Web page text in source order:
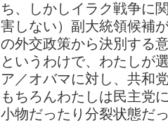
ち、しかしイラク戦争に
害しない）副大統領候補
の外交政策から決別する
というわけで、わたしが
ア／オバマに対し、共和
もちろんわたしは民主党
小物だったり分裂状態だ